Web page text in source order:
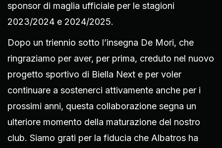
sponsor di maglia ufficiale per le stagioni
2023/2024 e 2024/2025.
Dopo un triennio sotto l’insegna De Mori, che
ringraziamo per aver, per prima, creduto nel nuovo
progetto sportivo di Biella Next e per voler
continuare a sostenerci attivamente anche per i
prossimi anni, questa collaborazione segna un
ulteriore momento della maturazione del nostro
club. Siamo grati per la fiducia che Albatros ha